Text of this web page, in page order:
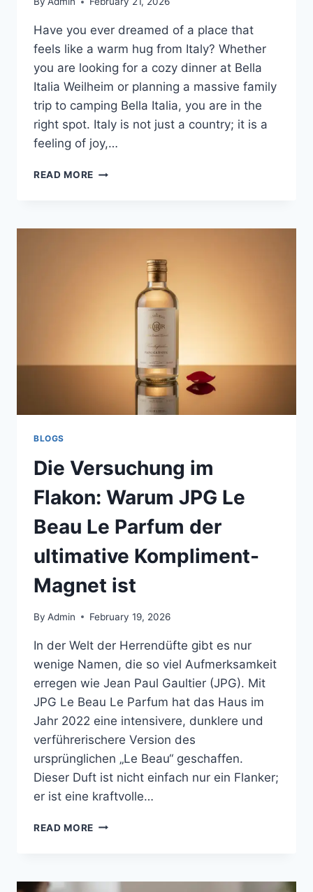
Have you ever dreamed of a place that
feels like a warm hug from Italy? Whether
you are looking for a cozy dinner at Bella
Italia Weilheim or planning a massive family
trip to camping Bella Italia, you are in the
right spot. Italy is not just a country; it is a
feeling of joy,…
READ MORE BELLA
CAMPING
ULTIMATE
BLOGS
Die Versuchung im
Flakon: Warum JPG Le
Beau Le Parfum der
ultimative Kompliment-
Magnet ist
By Admin February 19, 2026
In der Welt der Herrendüfte gibt es nur
wenige Namen, die so viel Aufmerksamkeit
erregen wie Jean Paul Gaultier (JPG). Mit
JPG Le Beau Le Parfum hat das Haus im
Jahr 2022 eine intensivere, dunklere und
verführerischere Version des
ursprünglichen „Le Beau“ geschaffen.
Dieser Duft ist nicht einfach nur ein Flanker;
er ist eine kraftvolle…
READ MORE DIE
WARUM